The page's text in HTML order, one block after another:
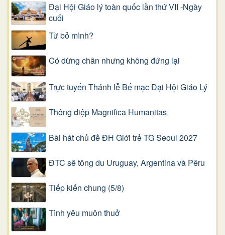
Đại Hội Giáo lý toàn quốc lần thứ VII -Ngày
cuối
Từ bỏ mình?
Có dừng chân nhưng không đứng lại
Trực tuyến Thánh lễ Bế mạc Đại Hội Giáo Lý
Thông điệp Magnifica Humanitas
Bài hát chủ đề ĐH Giới trẻ TG Seoul 2027
ĐTC sẽ tông du Uruguay, Argentina và Pêru
Tiếp kiến chung (5/8)
Tình yêu muôn thuở